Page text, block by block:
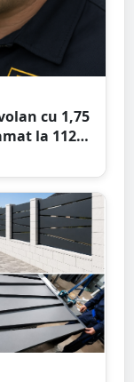
cu 1,75
la 112